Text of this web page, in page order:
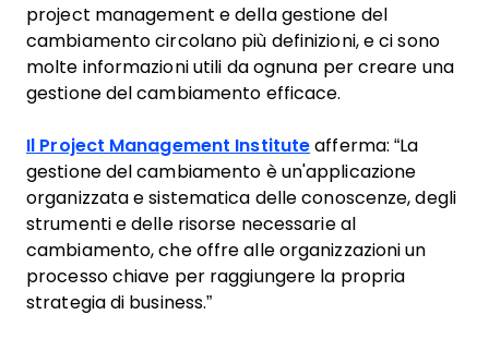
project management e della gestione del
cambiamento circolano più definizioni, e ci sono
molte informazioni utili da ognuna per creare una
gestione del cambiamento efficace.
Il Project Management Institute afferma: “La
gestione del cambiamento è un'applicazione
organizzata e sistematica delle conoscenze, degli
strumenti e delle risorse necessarie al
cambiamento, che offre alle organizzazioni un
processo chiave per raggiungere la propria
strategia di business.”